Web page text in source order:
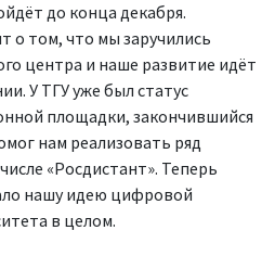
до конца декабря.
о том, что мы заручились
центра и наше развитие идёт
У ТГУ уже был статус
площадки, закончившийся
нам реализовать ряд
«Росдистант». Теперь
нашу идею цифровой
в целом.